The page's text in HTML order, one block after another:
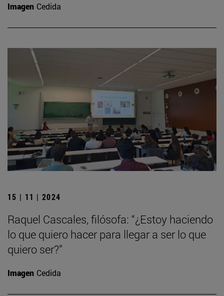
Imagen Cedida
15 | 11 | 2024
Raquel Cascales, filósofa: “¿Estoy haciendo
lo que quiero hacer para llegar a ser lo que
quiero ser?”
Imagen Cedida